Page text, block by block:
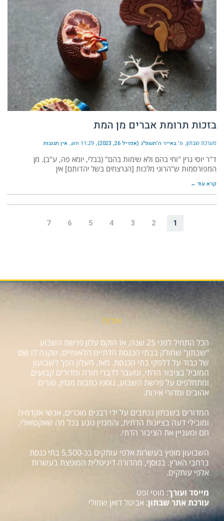
בזכות תרומת אברים מן המת
מערכת שבתון ה׳ באייר ה׳תשפ״ג (אפריל 26, 2023) 11:29 am אין תגובות
ד"ר יוסי גרין "וחי בהם ולא שימות בהם" (בבלי, יומא פה, ע"ב). מן
המפורסמות ש"הרוגי מלכות [הנרצחים בשל יהדותם] אין
קרא עוד ←
1
2
3
4
5
6
7
אודות
הכל התחיל לפני 25 שנה, אז הוקם עלון פרשת השבוע
"שבתון" שחולק בבתי הכנסת הדתיים הלאומיים, שקנה לו שם
של כבוד על דלפקי בתי הכנסת. מאז, העלון הפך לשבועון
המוביל בציבור הדתי, ומעבר לדברי תורה ומדורים קבועים
ומתחלפים על פרשת השבוע, נוספו כתבות מגזין, טורים
אהובים ומדורי אירוח.
המדורים בשבתון נכתבים על ידי רבנים מוכרים, אנשי אקדמיה
ומובילי דעה בציונות הדתית, והמגזין נוגע בכל מה שאקטואלי,
חם ומעניין את הציבור הדתי.
השבועון מופץ בעשרות אלפי עותקים בכ-5,500 בתי כנסת
ברחבי הארץ. בנוסף, מהדורה דיגיטלית המופצת בעשרות
אלפי עותקים.
מייסד ועורך: מוטי זפט
עורכת אתר שבתון: אביטל דואן שמולי